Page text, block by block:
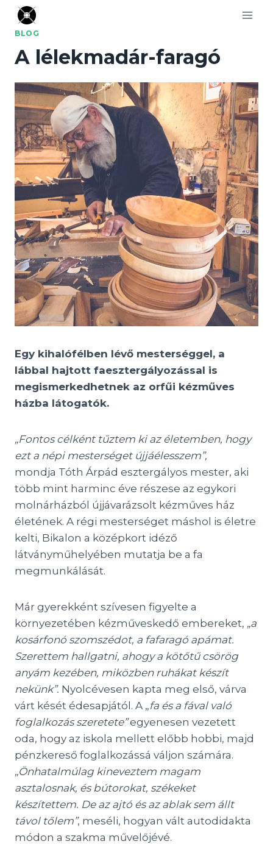
Skip
BLOG
A lélekmadár-faragó
Egy kihalófélben lévő mesterséggel, a
lábbal hajtott faesztergályozással is
megismerkedhetnek az orfűi kézműves
házba látogatók.
„Fontos célként tűztem ki az életemben, hogy
ezt a népi mesterséget újjáélesszem”,
mondja Tóth Árpád esztergályos mester, aki
több mint harminc éve részese az egykori
molnárházból újjávarázsolt kézműves ház
életének. A régi mesterséget máshol is életre
kelti, Bikalon a középkort idéző
látványműhelyében mutatja be a fa
megmunkálását.
Már gyerekként szívesen figyelte a
környezetében kézműveskedő embereket, „a
kosárfonó szomszédot, a fafaragó apámat.
Szerettem hallgatni, ahogy a kötőtű csörög
anyám kezében, miközben ruhákat készít
nekünk”. Nyolcévesen kapta meg első, várva
várt kését édesapjától. A „fa és a fával való
foglalkozás szeretete”egyenesen vezetett
oda, hogy az iskola mellett előbb hobbi, majd
pénzkereső foglalkozássá váljon számára.
„Önhatalmúlag kineveztem magam
asztalosnak, és bútorokat, székeket
készítettem. De az ajtó és az ablak sem állt
távol tőlem”, meséli, hogyan vált autodidakta
módon a szakma művelőjévé.